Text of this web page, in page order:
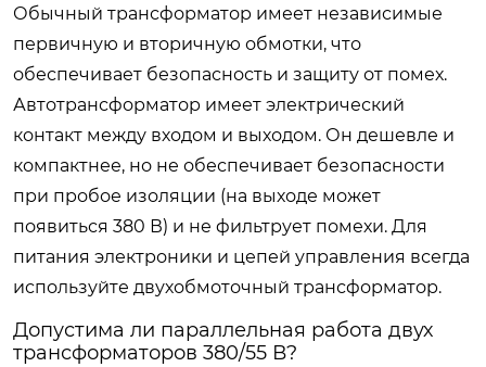
Обычный трансформатор имеет независимые
первичную и вторичную обмотки, что
обеспечивает безопасность и защиту от помех.
Автотрансформатор имеет электрический
контакт между входом и выходом. Он дешевле и
компактнее, но не обеспечивает безопасности
при пробое изоляции (на выходе может
появиться 380 В) и не фильтрует помехи. Для
питания электроники и цепей управления всегда
используйте двухобмоточный трансформатор.
Допустима ли параллельная работа двух
трансформаторов 380/55 В?